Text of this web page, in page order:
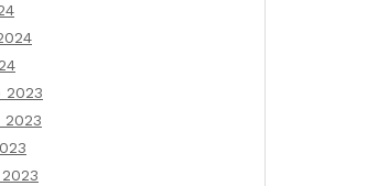
2023
2023